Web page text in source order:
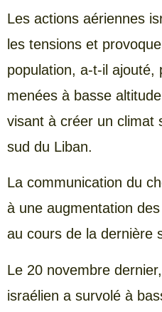
Les actions aériennes
les tensions et
population, a-t-il ajouté,
menées à basse
visant à créer un climat
sud du Liban.
La communication du
à une augmentation
au cours de la dernière
Le 20 novembre
israélien a survolé à